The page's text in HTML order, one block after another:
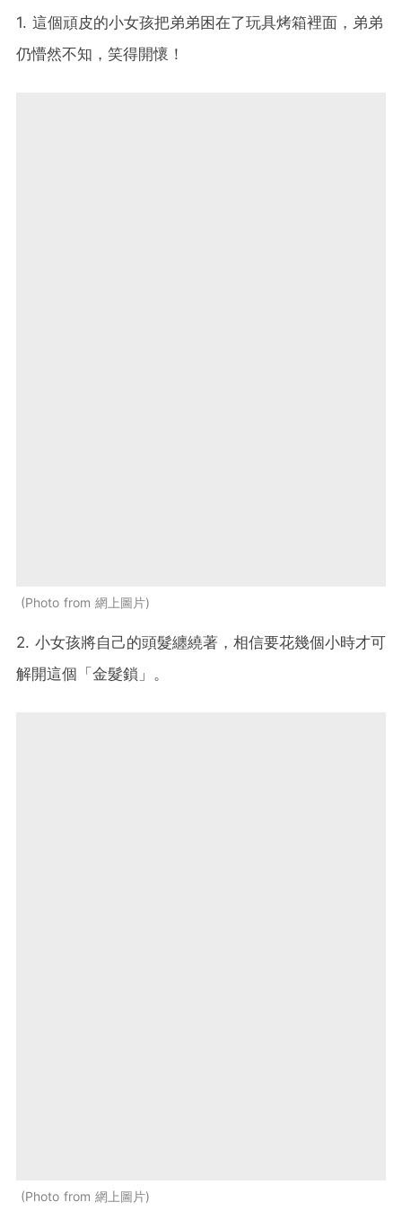
1. 這個頑皮的小女孩把弟弟困在了玩具烤箱裡面，弟弟
仍懵然不知，笑得開懷！
Photo from 網上圖片
2. 小女孩將自己的頭髮纏繞著，相信要花幾個小時才可
解開這個「金髮鎖」。
Photo from 網上圖片